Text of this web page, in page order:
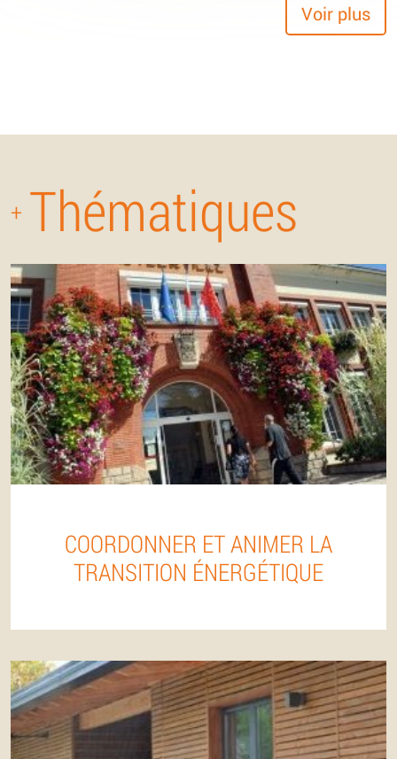
Voir plus
+ Thématiques
COORDONNER ET ANIMER LA
TRANSITION ÉNERGÉTIQUE